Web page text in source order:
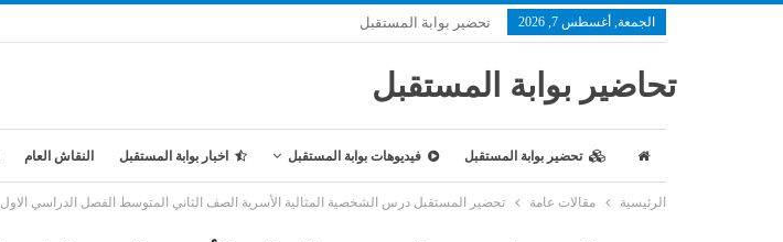
الجمعة, أغسطس 7, 2026 تحضير بوابة المستقبل
تحاضير بوابة المستقبل
تحضير بوابة المستقبل فيديوهات بوابة المستقبل اخبار بوابة المستقبل النقاش العام
الرئيسية مقالات عامة تحضير المستقبل درس الشخصية المثالية الأسرية الصف الثاني المتوسط الفصل الدراسي الاول 1443 هـ